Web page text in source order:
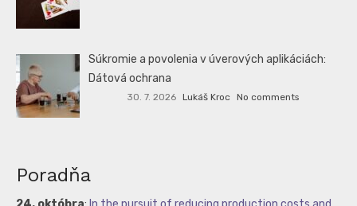
Súkromie a povolenia v úverových aplikáciách:
Dátová ochrana
30. 7. 2026 Lukáš Kroc No comments
Poradňa